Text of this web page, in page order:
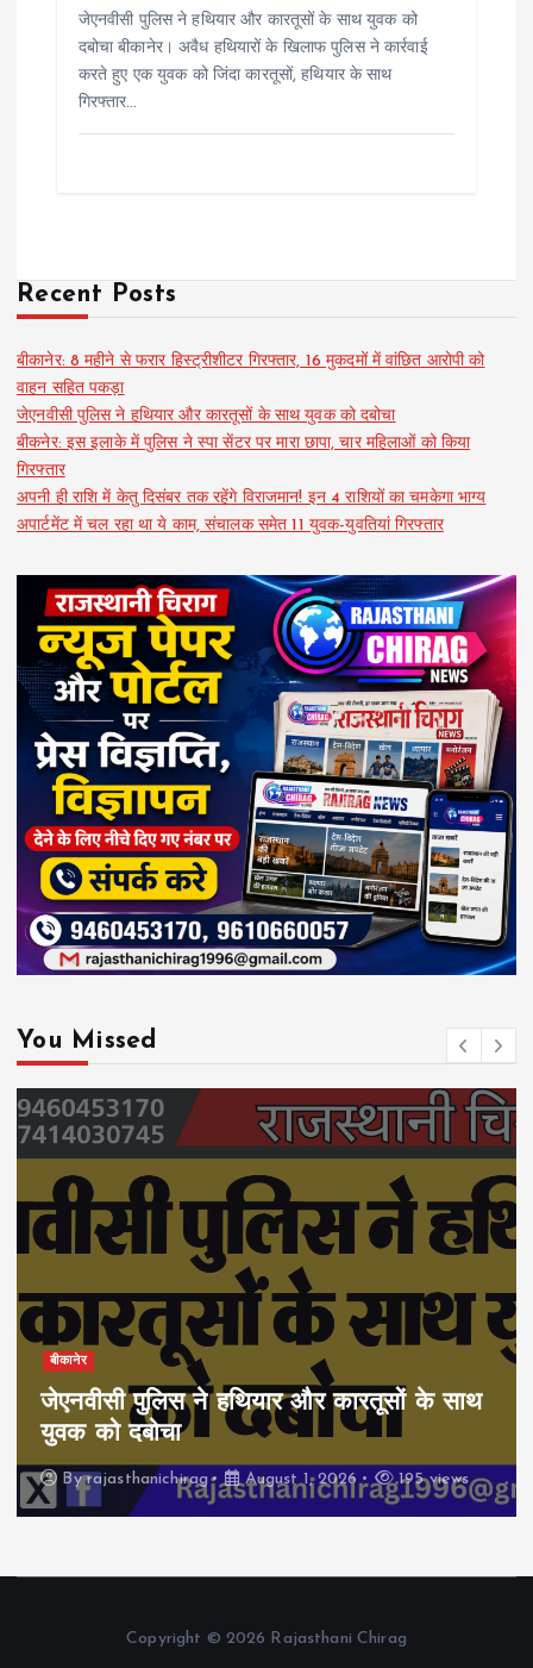
जेएनवीसी पुलिस ने हथियार और कारतूसों के साथ युवक को
दबोचा बीकानेर। अवैध हथियारों के खिलाफ पुलिस ने कार्रवाई
करते हुए एक युवक को जिंदा कारतूसों, हथियार के साथ
गिरफ्तार…
Recent Posts
बीकानेर: 8 महीने से फरार हिस्ट्रीशीटर गिरफ्तार, 16 मुकदमों में वांछित आरोपी को
वाहन सहित पकड़ा
जेएनवीसी पुलिस ने हथियार और कारतूसों के साथ युवक को दबोचा
बीकनेर: इस इलाके में पुलिस ने स्पा सेंटर पर मारा छापा, चार महिलाओं को किया
गिरफ्तार
अपनी ही राशि में केतु दिसंबर तक रहेंगे विराजमान! इन 4 राशियों का चमकेगा भाग्य
अपार्टमेंट में चल रहा था ये काम, संचालक समेत 11 युवक-युवतियां गिरफ्तार
You Missed
बीकानेर
जेएनवीसी पुलिस ने हथियार और कारतूसों के साथ
युवक को दबोचा
Byrajasthanichirag August 1, 2026 195 views
Copyright © 2026 Rajasthani Chirag